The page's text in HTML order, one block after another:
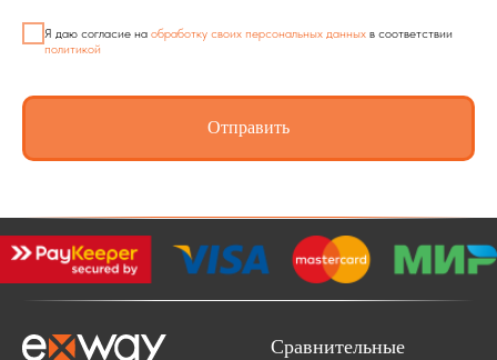
Я даю согласие на обработку своих персональных данных в соответствии
политикой
Отправить
Сравнительные